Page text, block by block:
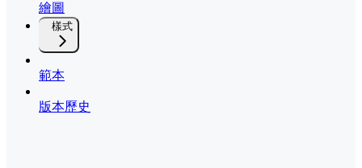
繪圖
樣式
範本
版本歷史